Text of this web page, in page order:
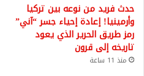
حدث فريد من نوعه بين تركيا
وأرمينيا! إعادة إحياء جسر “آني”
رمز طريق الحرير الذي يعود
تاريخه إلى قرون
منذ 11 ساعة